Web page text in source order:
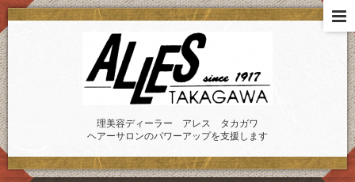
理美容ディーラー アレス タカガワ
ヘアーサロンのパワーアップを支援します